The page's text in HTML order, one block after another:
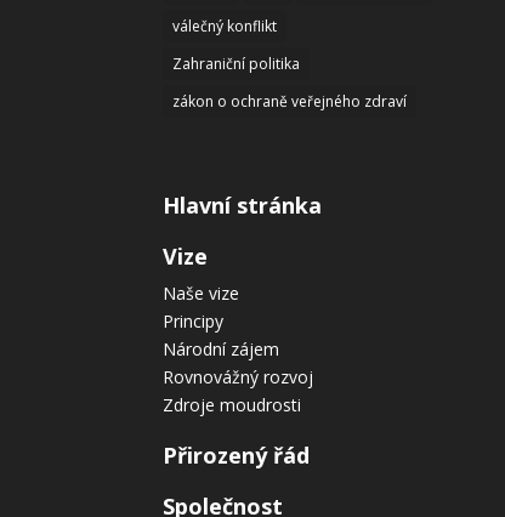
válečný konflikt
Zahraniční politika
zákon o ochraně veřejného zdraví
Hlavní stránka
Vize
Naše vize
Principy
Národní zájem
Rovnovážný rozvoj
Zdroje moudrosti
Přirozený řád
Společnost